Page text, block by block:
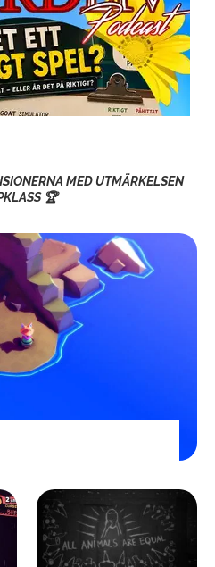
MED UTMÄRKELSEN
🏆